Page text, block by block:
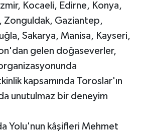
Kocaeli, Edirne, Konya,
Zonguldak, Gaziantep,
Sakarya, Manisa, Kayseri,
gelen doğaseverler,
kapsamında Toroslar'ın
unutulmaz bir deneyim
Yolu'nun kâşifleri Mehmet